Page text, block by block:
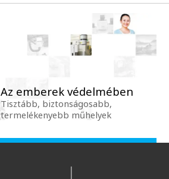
Az emberek védelmében
Tisztább, biztonságosabb,
termelékenyebb műhelyek